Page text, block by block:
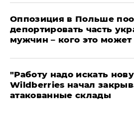
Оппозиция в Польше
депортировать часть
мужчин – кого это может
"Работу надо искать
Wildberries начал
атакованные склады